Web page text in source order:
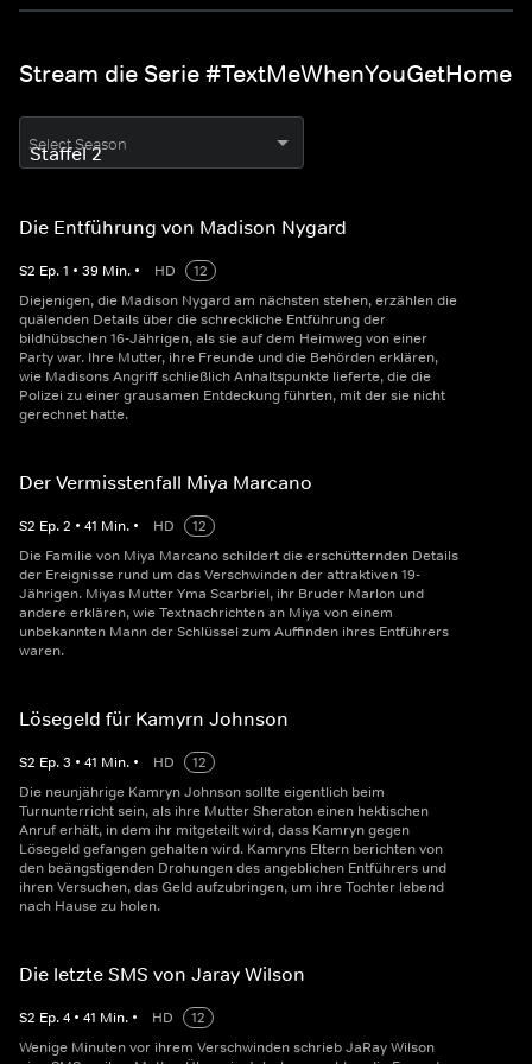
Stream die Serie #TextMeWhenYouGetHome
Select Season
Die Entführung von Madison Nygard
S2 Ep.1 • 39 Min. • HD
12
Diejenigen, die Madison Nygard am nächsten stehen, erzählen die
quälenden Details über die schreckliche Entführung der
bildhübschen 16-Jährigen, als sie auf dem Heimweg von einer
Party war. Ihre Mutter, ihre Freunde und die Behörden erklären,
wie Madisons Angriff schließlich Anhaltspunkte lieferte, die die
Polizei zu einer grausamen Entdeckung führten, mit der sie nicht
gerechnet hatte.
Der Vermisstenfall Miya Marcano
S2 Ep.2 • 41 Min. • HD
12
Die Familie von Miya Marcano schildert die erschütternden Details
der Ereignisse rund um das Verschwinden der attraktiven 19-
Jährigen. Miyas Mutter Yma Scarbriel, ihr Bruder Marlon und
andere erklären, wie Textnachrichten an Miya von einem
unbekannten Mann der Schlüssel zum Auffinden ihres Entführers
waren.
Lösegeld für Kamyrn Johnson
S2 Ep.3 • 41 Min. • HD
12
Die neunjährige Kamryn Johnson sollte eigentlich beim
Turnunterricht sein, als ihre Mutter Sheraton einen hektischen
Anruf erhält, in dem ihr mitgeteilt wird, dass Kamryn gegen
Lösegeld gefangen gehalten wird. Kamryns Eltern berichten von
den beängstigenden Drohungen des angeblichen Entführers und
ihren Versuchen, das Geld aufzubringen, um ihre Tochter lebend
nach Hause zu holen.
Die letzte SMS von Jaray Wilson
S2 Ep.4 • 41 Min. • HD
12
Wenige Minuten vor ihrem Verschwinden schrieb JaRay Wilson